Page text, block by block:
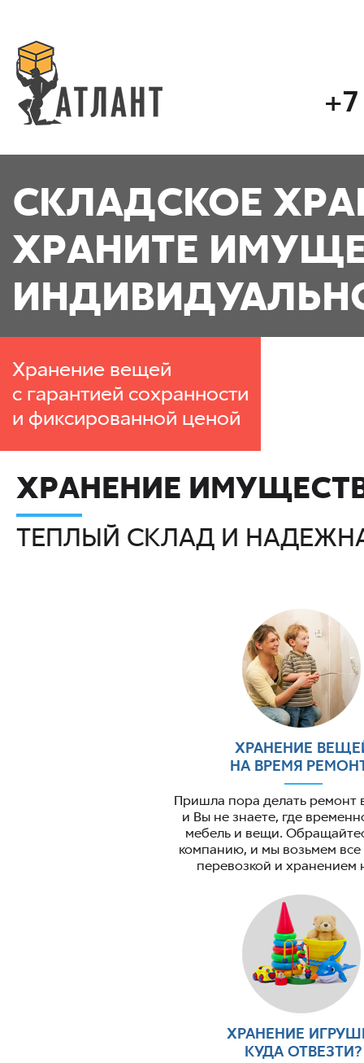
СКЛАДСКОЕ
ХРАНИТЕ
Хранение вещей
с гарантией сохранности
и фиксированной ценой
ХРАНЕНИЕ
ТЕПЛЫЙ СКЛАД И
ХРАНЕНИЕ
НА ВРЕМЯ
Пришла пора делать ремонт
и Вы не знаете, где
мебель и вещи.
компанию, и мы возьмем все
перевозкой и хранением
ХРАНЕНИЕ
КУДА ОТВЕЗТИ?